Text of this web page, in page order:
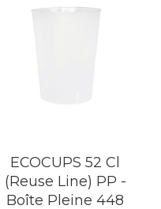
ECOCUPS 52 Cl
(Reuse Line) PP -
Boîte Pleine 448